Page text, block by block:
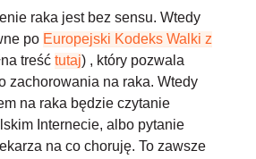
raka jest bez sensu. Wtedy
po Europejski Kodeks Walki z
treśćtutaj) , który pozwala
zachorowania na raka. Wtedy
na raka będzie czytanie
Internecie, albo pytanie
na co choruję. To zawsze